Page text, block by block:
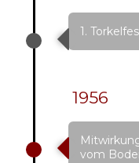
1.
1956
vom